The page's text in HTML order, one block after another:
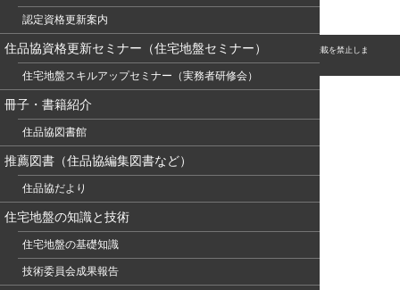
認定資格更新案内
住品協資格更新セミナー（住宅地盤セミナー）
住宅地盤スキルアップセミナー（実務者研修会）
冊子・書籍紹介
住品協図書館
推薦図書（住品協編集図書など）
住品協だより
住宅地盤の知識と技術
住宅地盤の基礎知識
技術委員会成果報告
© このホームページの著作権は、NPO 住宅地盤品質協会に属します。無断転用・転載を禁止しま
す。